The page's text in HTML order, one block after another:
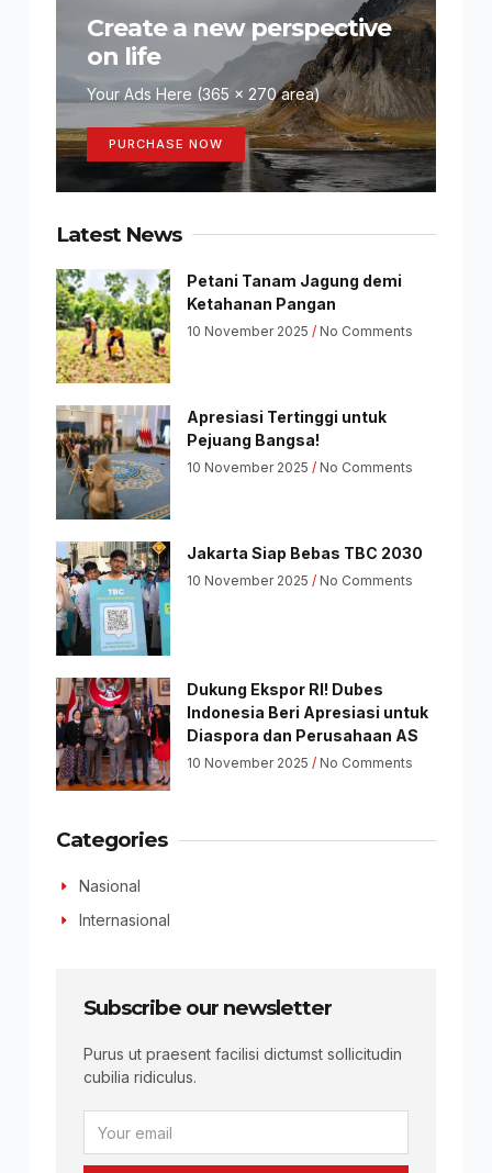
Create a new perspective
on life
Your Ads Here (365 x 270 area)
PURCHASE NOW
Latest News
Petani Tanam Jagung demi
Ketahanan Pangan
10 November 2025 No Comments
Apresiasi Tertinggi untuk
Pejuang Bangsa!
10 November 2025 No Comments
Jakarta Siap Bebas TBC 2030
10 November 2025 No Comments
Dukung Ekspor RI! Dubes
Indonesia Beri Apresiasi untuk
Diaspora dan Perusahaan AS
10 November 2025 No Comments
Categories
Nasional
Internasional
Subscribe our newsletter
Purus ut praesent facilisi dictumst sollicitudin
cubilia ridiculus.